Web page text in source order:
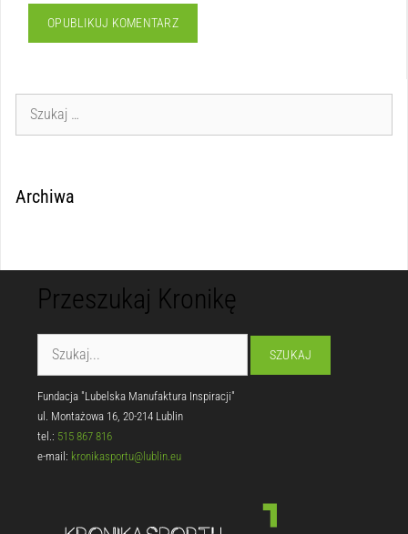
Archiwa
Przeszukaj Kronikę
Fundacja "Lubelska Manufaktura Inspiracji"
ul. Montażowa 16, 20-214 Lublin
tel.: 515 867 816
e-mail: kronikasportu@lublin.eu